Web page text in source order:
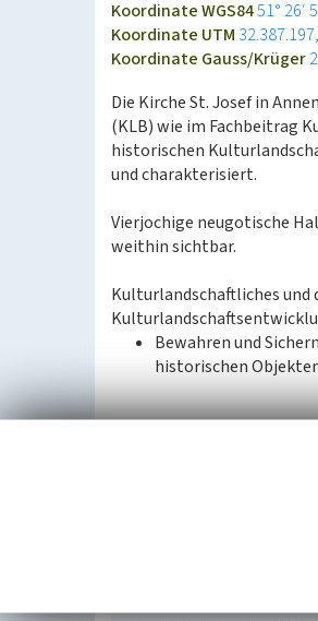
Koordinate WGS8451° 26′
Koordinate UTM
Koordinate Gauss/Krüger
Die Kirche St. Josef in
(KLB) wie im Fachbeitrag
historischen
und charakterisiert.
Vierjochige neugotische
weithin sichtbar.
Kulturlandschaftliches und
Bewahren und
historischen
Aus: Landschaftsverband
Fachbeitrag